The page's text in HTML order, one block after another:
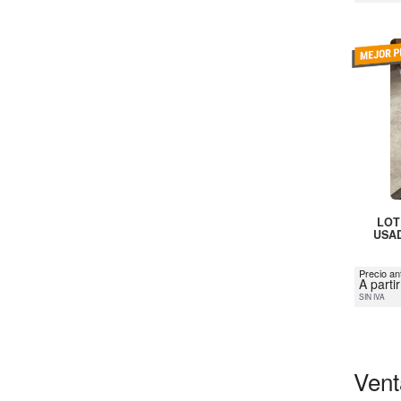
Precio
A
SIN IVA